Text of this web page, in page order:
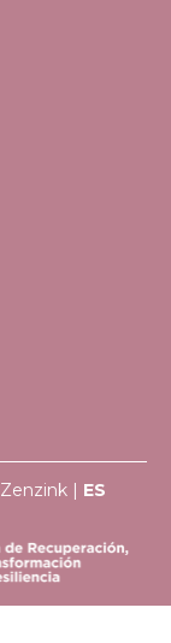
Zenzink | ES